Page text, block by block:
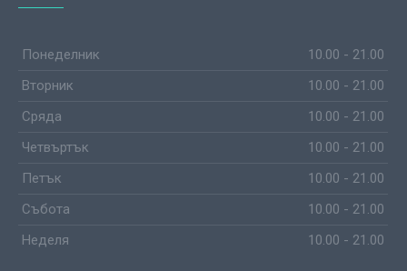
Понеделник
10.00 - 21.00
Вторник
10.00 - 21.00
Сряда
10.00 - 21.00
Четвъртък
10.00 - 21.00
Петък
10.00 - 21.00
Събота
10.00 - 21.00
Неделя
10.00 - 21.00